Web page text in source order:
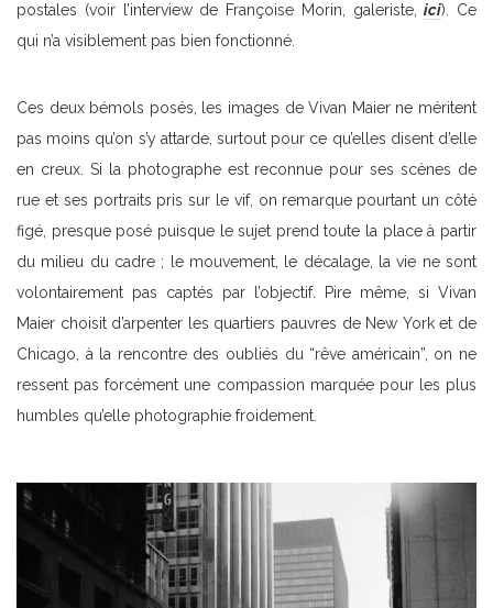
postales (voir l’interview de Françoise Morin, galeriste,ici). Ce
qui n’a visiblement pas bien fonctionné.
Ces deux bémols posés, les images de Vivan Maier ne méritent
pas moins qu’on s’y attarde, surtout pour ce qu’elles disent d’elle
en creux. Si la photographe est reconnue pour ses scènes de
rue et ses portraits pris sur le vif, on remarque pourtant un côté
figé, presque posé puisque le sujet prend toute la place à partir
du milieu du cadre ; le mouvement, le décalage, la vie ne sont
volontairement pas captés par l’objectif. Pire même, si Vivan
Maier choisit d’arpenter les quartiers pauvres de New York et de
Chicago, à la rencontre des oubliés du “rêve américain”, on ne
ressent pas forcément une compassion marquée pour les plus
humbles qu’elle photographie froidement.